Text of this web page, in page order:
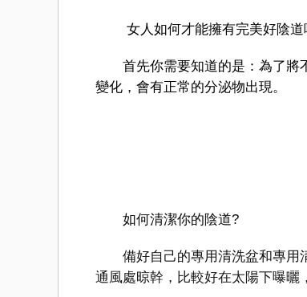
女人如何才能擁有完美好陰道
首先你需要知道的是：為了將
變化，會有正常的分泌物出現。
如何清潔你的陰道?
備好自己的專用清洗盆和專用
通風處晾幹，比較好在太陽下曝曬